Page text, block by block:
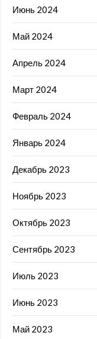
Июнь 2024
Май 2024
Апрель 2024
Март 2024
Февраль 2024
Январь 2024
Декабрь 2023
Ноябрь 2023
Октябрь 2023
Сентябрь 2023
Июль 2023
Июнь 2023
Май 2023